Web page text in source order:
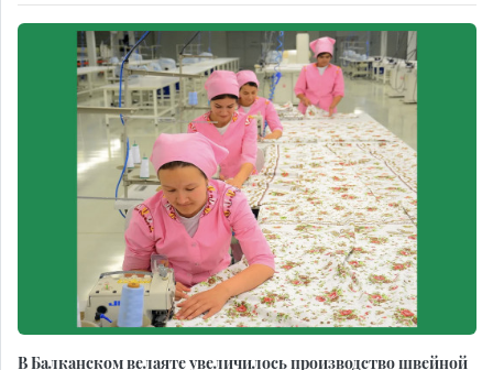
В Балканском велаяте увеличилось производство швейной